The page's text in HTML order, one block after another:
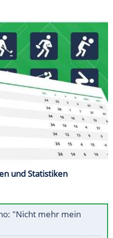
und Statistiken
"Nicht mehr mein